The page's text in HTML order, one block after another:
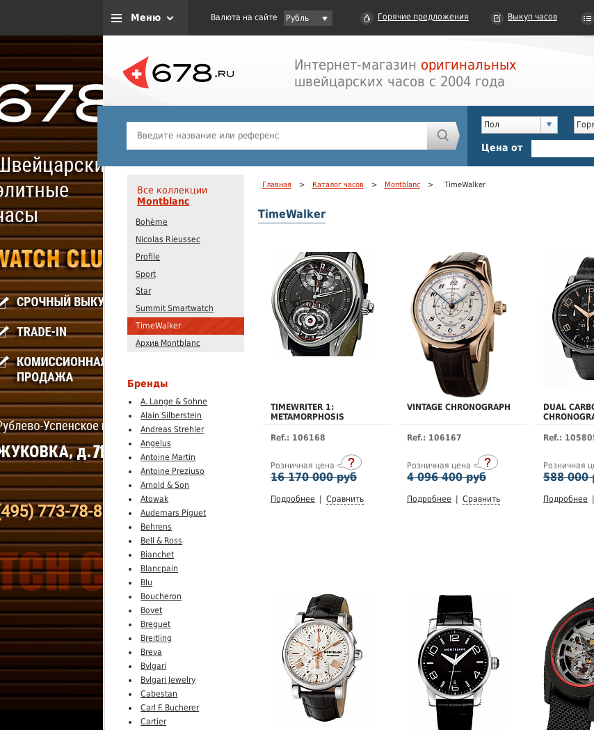
Меню Валюта на сайте Рубль Горячие предложения Выкуп часов
Интернет-магазин оригинальных
швейцарских часов с 2004 года
Пол
Цена от
Все коллекции
Montblanc
Bohème
Nicolas Rieussec
Profile
Sport
Star
Summit Smartwatch
TimeWalker
Архив Montblanc
Бренды
A. Lange & Sohne
Alain Silberstein
Andreas Strehler
Angelus
Antoine Martin
Antoine Preziuso
Arnold & Son
Atowak
Audemars Piguet
Behrens
Bell & Ross
Bianchet
Blancpain
Blu
Boucheron
Bovet
Breguet
Breitling
Breva
Bvlgari
Bvlgari Jewelry
Cabestan
Carl F. Bucherer
Cartier
Главная > Каталог часов > Montblanc > TimeWalker
TimeWalker
TIMEWRITER 1:
METAMORPHOSIS
Ref.: 106168
Розничная цена
16 170 000 руб
Подробнее Сравнить
VINTAGE CHRONOGRAPH
Ref.: 106167
Розничная цена
4 096 400 руб
Подробнее Сравнить
DUAL
Ref.:
Розничная
588 000
Подробнее